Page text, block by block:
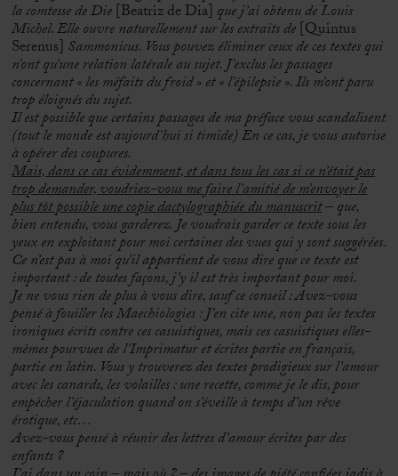
la comtesse de Die [Beatriz de Dia] que j’ai obtenu de Louis
Michel. Elle ouvre naturellement sur les extraits de [Quintus
Serenus] Sammonicus. Vous pouvez éliminer ceux de ces textes qui
n’ont qu’une relation latérale au sujet. J’exclus les passages
concernant « les méfaits du froid » et « l’épilepsie ». Ils m’ont paru
trop éloignés du sujet.
Il est possible que certains passages de ma préface vous scandalisent
(tout le monde est aujourd’hui si timide) En ce cas, je vous autorise
à opérer des coupures.
Mais, dans ce cas évidemment, et dans tous les cas si ce n’était pas
trop demander, voudriez-vous me faire l’amitié de m’envoyer le
plus tôt possible une copie dactylographiée du manuscrit– que,
bien entendu, vous garderez. Je voudrais garder ce texte sous les
yeux en exploitant pour moi certaines des vues qui y sont suggérées.
Ce n’est pas à moi qu’il appartient de vous dire que ce texte est
important : de toutes façons, j’y il est très important pour moi.
Je ne vous rien de plus à vous dire, sauf ce conseil : Avez-vous
pensé à fouiller les Maechiologies : J’en cite une, non pas les textes
ironiques écrits contre ces casuistiques, mais ces casuistiques elles-
mêmes pourvues de l’Imprimatur et écrites partie en français,
partie en latin. Vous y trouverez des textes prodigieux sur l’amour
avec les canards, les volailles : une recette, comme je le dis, pour
empêcher l’éjaculation quand on s’éveille à temps d’un rêve
érotique, etc…
Avez-vous pensé à réunir des lettres d’amour écrites par des
enfants ?